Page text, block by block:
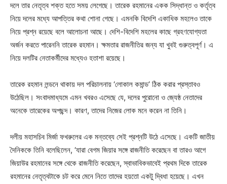
দলে তার নেতৃত্ব শক্ত হতে সময় লেগেছে। তারেক রহমানের একক সিদ্ধান্ত ও কর্তৃত্ব
নিয়ে দলের মধ্যে আপত্তির কথা শোনা গেছে। এমনকি বিদেশি একাধিক মহলেও তাকে
নিয়ে প্রশ্ন রয়েছে বলে আলোচনা আছে। দেশি-বিদেশি মহলের কাছে গ্রহণযোগ্যতা
অর্জন করতে পারেননি তারেক রহমান। ক্ষমতার রাজনীতির জন্য যা খুবই গুরুত্বপূর্ণ। এ
নিয়ে দলটির নেতাকর্মীদের মধ্যেও হতাশা রয়েছে।
তারেক রহমান লন্ডনে থাকায় দল পরিচালনায় ‘লোকাল কমান্ড’ ঠিক করার প্রস্তাবও
উঠেছিল। সংবাদমাধ্যমে এমন খবরও এসেছে যে, দলের পুরোনো ও জ্যেষ্ঠ নেতাদের
অনেকে তারেকের অপছন্দ। কারণ, তাদের নিজের লোক মনে করেন না তিনি।
দলীয় মহাসচিব মির্জা ফখরুলের এক মন্তব্যে সেই প্রশ্নটি উঠে এসেছে। একটি জাতীয়
দৈনিককে তিনি বলেছিলেন, ‘যারা বেগম জিয়ার সঙ্গে রাজনীতি করেছেন বা তারও আগে
জিয়াউর রহমানের সঙ্গে থেকে রাজনীতি করেছেন, স্বাভাবিকভাবেই প্রথম দিকে তারেক
রহমানের নেতৃত্বটাকে চট করে মেনে নিতে তাদের হয়তো একটু দ্বিধা হয়েছে। এখন